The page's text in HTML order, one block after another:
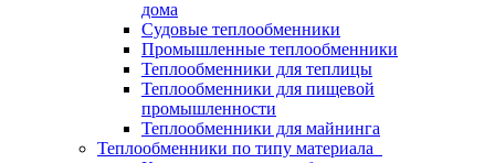
дома
Судовые теплообменники
Промышленные теплообменники
Теплообменники для теплицы
Теплообменники для пищевой
промышленности
Теплообменники для майнинга
Теплообменники по типу материала